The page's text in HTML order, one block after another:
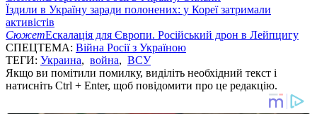
Їздили в Україну заради полонених: у Кореї затримали
активістів
СюжетЕскалація для Європи. Російський дрон в Лейпцигу
СПЕЦТЕМА: Війна Росії з Україною
ТЕГИ: Украина, война, ВСУ
Якщо ви помітили помилку, виділіть необхідний текст і
натисніть Ctrl + Enter, щоб повідомити про це редакцію.